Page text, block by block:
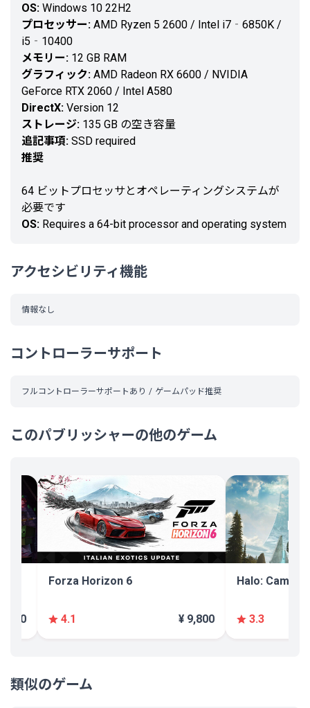
OS: Windows 10 22H2
プロセッサー: AMD Ryzen 5 2600 / Intel i7‐6850K /
i5‐10400
メモリー: 12 GB RAM
グラフィック: AMD Radeon RX 6600 / NVIDIA
GeForce RTX 2060 / Intel A580
DirectX: Version 12
ストレージ: 135 GB の空き容量
追記事項: SSD required
推奨
64 ビットプロセッサとオペレーティングシステムが
必要です
OS: Requires a 64-bit processor and operating system
アクセシビリティ機能
情報なし
コントローラーサポート
フルコントローラーサポートあり ゲームパッド推奨
このパブリッシャーの他のゲーム
Forza Horizon 6
4.1 ¥ 9,800
Halo:
3.3
類似のゲーム